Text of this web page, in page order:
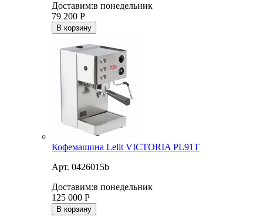
Доставим:в понедельник
79 200 Р
В корзину
Кофемашина Lelit VICTORIA PL91T
Арт. 0426015b
Доставим:в понедельник
125 000 Р
В корзину